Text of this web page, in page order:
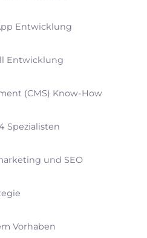
Entwicklung
Entwicklung
(CMS) Know-How
Spezialisten
und SEO
Vorhaben